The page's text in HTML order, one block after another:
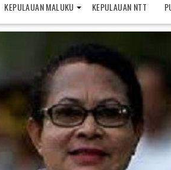
KEPULAUAN MALUKU KEPULAUAN NTT